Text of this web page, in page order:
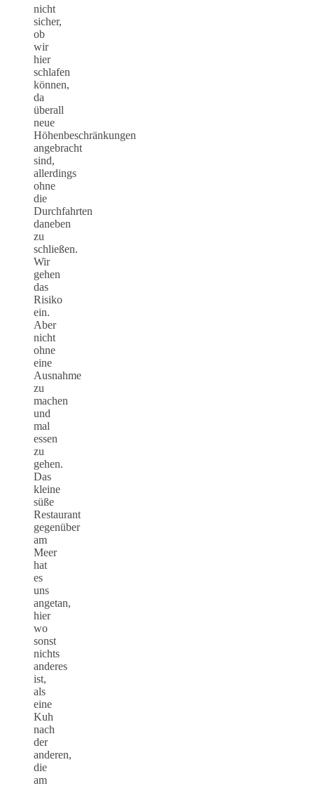
nicht
sicher,
ob
wir
hier
schlafen
können,
da
überall
neue
Höhenbeschränkungen
angebracht
sind,
allerdings
ohne
die
Durchfahrten
daneben
zu
schließen.
Wir
gehen
das
Risiko
ein.
Aber
nicht
ohne
eine
Ausnahme
zu
machen
und
mal
essen
zu
gehen.
Das
kleine
süße
Restaurant
gegenüber
am
Meer
hat
es
uns
angetan,
hier
wo
sonst
nichts
anderes
ist,
als
eine
Kuh
nach
der
anderen,
die
am